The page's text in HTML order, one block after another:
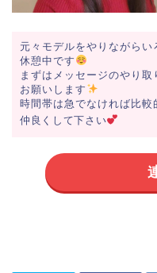
元々モデルをやりながら
休憩中です
まずはメッセージのやり
お願いします
時間帯は急でなければ比
仲良くして下さい